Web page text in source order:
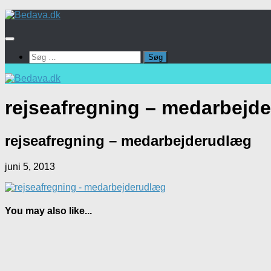
Skip
content
Søg
efter:
rejseafregning –
rejseafregning – medarbejderudlæg
juni 5, 2013
You may also like...